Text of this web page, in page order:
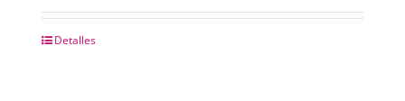
Detalles